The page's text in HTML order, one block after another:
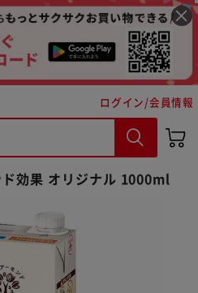
ログイン/会員情報
ド効果 オリジナル 1000ml
購入手続きへ